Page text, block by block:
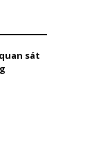
sát